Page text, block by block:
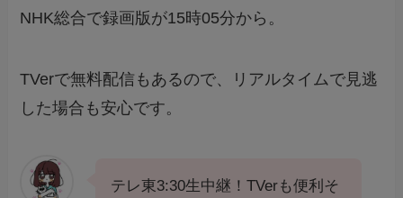
NHK総合で録画版が15時05分から。
TVerで無料配信もあるので、リアルタイムで見逃
した場合も安心です。
テレ東3:30生中継！TVerも便利そ